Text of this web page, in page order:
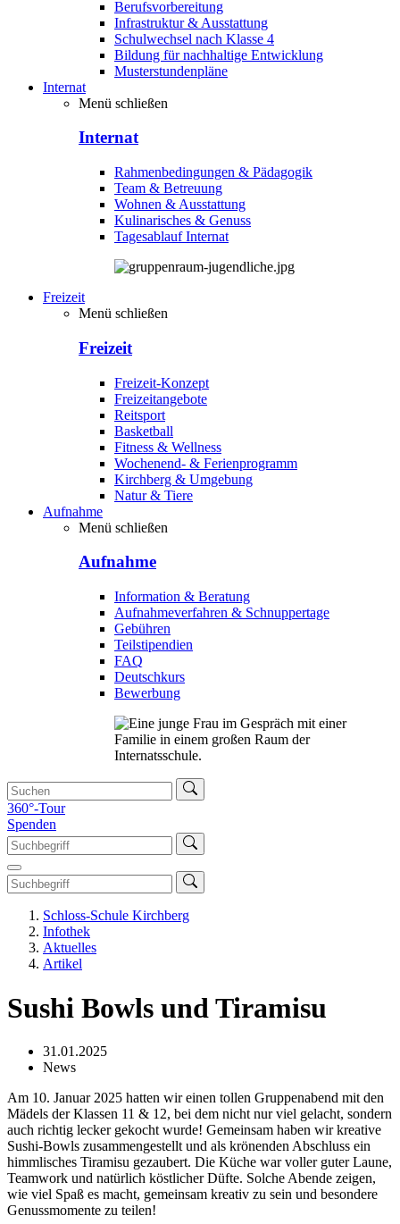
Berufsvorbereitung
Infrastruktur & Ausstattung
Schulwechsel nach Klasse 4
Bildung für nachhaltige Entwicklung
Musterstundenpläne
Internat
Menü schließen
Internat
Rahmenbedingungen & Pädagogik
Team & Betreuung
Wohnen & Ausstattung
Kulinarisches & Genuss
Tagesablauf Internat
Freizeit
Menü schließen
Freizeit
Freizeit-Konzept
Freizeitangebote
Reitsport
Basketball
Fitness & Wellness
Wochenend- & Ferienprogramm
Kirchberg & Umgebung
Natur & Tiere
Aufnahme
Menü schließen
Aufnahme
Information & Beratung
Aufnahmeverfahren & Schnuppertage
Gebühren
Teilstipendien
FAQ
Deutschkurs
Bewerbung
360°-Tour
Spenden
Schloss-Schule Kirchberg
Infothek
Aktuelles
Artikel
Sushi Bowls und Tiramisu
31.01.2025
News
Am 10. Januar 2025 hatten wir einen tollen Gruppenabend mit den
Mädels der Klassen 11 & 12, bei dem nicht nur viel gelacht, sondern
auch richtig lecker gekocht wurde! Gemeinsam haben wir kreative
Sushi-Bowls zusammengestellt und als krönenden Abschluss ein
himmlisches Tiramisu gezaubert. Die Küche war voller guter Laune,
Teamwork und natürlich köstlicher Düfte. Solche Abende zeigen,
wie viel Spaß es macht, gemeinsam kreativ zu sein und besondere
Genussmomente zu teilen!